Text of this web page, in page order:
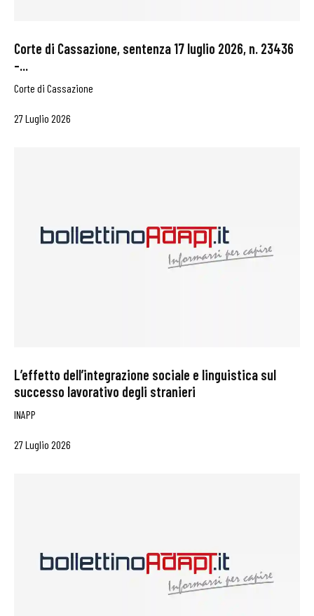
Corte di Cassazione, sentenza 17 luglio 2026, n. 23436
–...
Corte di Cassazione
27 Luglio 2026
L’effetto dell’integrazione sociale e linguistica sul
successo lavorativo degli stranieri
INAPP
27 Luglio 2026